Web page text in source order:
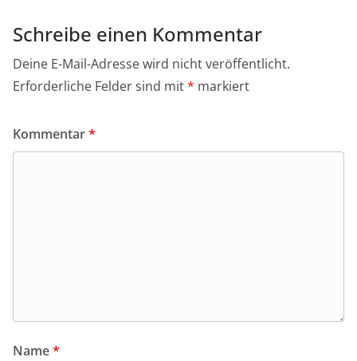
Schreibe einen Kommentar
Deine E-Mail-Adresse wird nicht veröffentlicht.
Erforderliche Felder sind mit* markiert
Kommentar*
Name*